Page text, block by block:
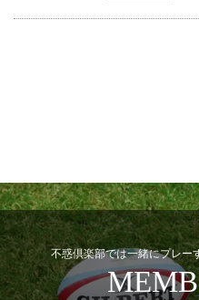
不惑倶楽部では一緒にプレー